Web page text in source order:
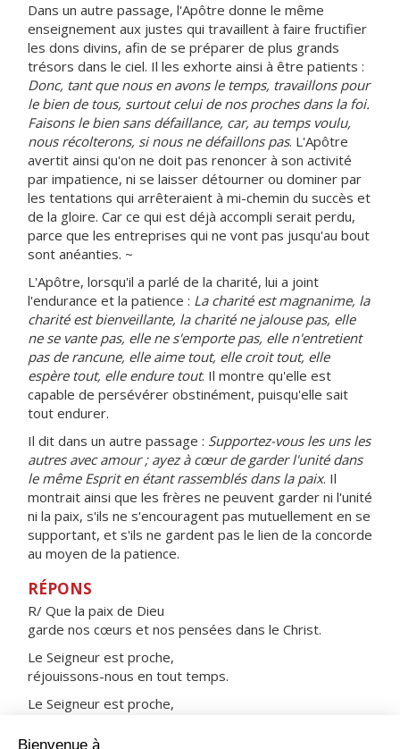
Dans un autre passage, l'Apôtre donne le même
enseignement aux justes qui travaillent à faire fructifier
les dons divins, afin de se préparer de plus grands
trésors dans le ciel. Il les exhorte ainsi à être patients :
Donc, tant que nous en avons le temps, travaillons pour
le bien de tous, surtout celui de nos proches dans la foi.
Faisons le bien sans défaillance, car, au temps voulu,
nous récolterons, si nous ne défaillons pas. L'Apôtre
avertit ainsi qu'on ne doit pas renoncer à son activité
par impatience, ni se laisser détourner ou dominer par
les tentations qui arrêteraient à mi-chemin du succès et
de la gloire. Car ce qui est déjà accompli serait perdu,
parce que les entreprises qui ne vont pas jusqu'au bout
sont anéanties. ~
L'Apôtre, lorsqu'il a parlé de la charité, lui a joint
l'endurance et la patience : La charité est magnanime, la
charité est bienveillante, la charité ne jalouse pas, elle
ne se vante pas, elle ne s'emporte pas, elle n'entretient
pas de rancune, elle aime tout, elle croit tout, elle
espère tout, elle endure tout. Il montre qu'elle est
capable de persévérer obstinément, puisqu'elle sait
tout endurer.
Il dit dans un autre passage : Supportez-vous les uns les
autres avec amour ; ayez à cœur de garder l'unité dans
le même Esprit en étant rassemblés dans la paix. Il
montrait ainsi que les frères ne peuvent garder ni l'unité
ni la paix, s'ils ne s'encouragent pas mutuellement en se
supportant, et s'ils ne gardent pas le lien de la concorde
au moyen de la patience.
RÉPONS
R/ Que la paix de Dieu
garde nos cœurs et nos pensées dans le Christ.
Le Seigneur est proche,
réjouissons-nous en tout temps.
Le Seigneur est proche,